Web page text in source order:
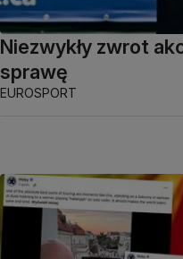
Niezwykły zwrot
sprawę
EUROSPORT